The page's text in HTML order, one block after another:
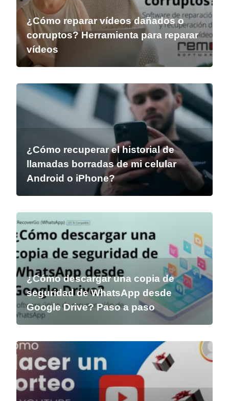
¿Cómo reparar vídeos dañados o
corruptos? Herramienta para reparar
vídeos
¿Cómo recuperar el historial de
llamadas borradas de mi celular
Android o iPhone?
¿Cómo descargar una copia de
seguridad de WhatsApp desde
Google Drive? Paso a paso